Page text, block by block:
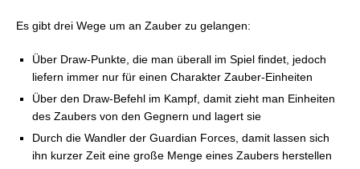
FFVIII: Zustands-Zauber
FFVIII: Verbotene-Zauber
FFVIII: Kälte-Zauber
Es gibt drei Wege um an Zauber zu gelangen:
Über Draw-Punkte, die man überall im Spiel findet, jedoch
liefern immer nur für einen Charakter Zauber-Einheiten
Über den Draw-Befehl im Kampf, damit zieht man Einheiten
des Zaubers von den Gegnern und lagert sie
Durch die Wandler der Guardian Forces, damit lassen sich
ihn kurzer Zeit eine große Menge eines Zaubers herstellen